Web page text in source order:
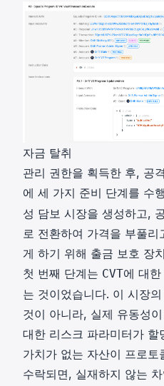
자금 탈취
관리 권한을 획득한 후, 공
에 세 가지 준비 단계를 수
성 담보 시장을 생성하고,
로 전환하여 가격을 부풀
게 하기 위해 출금 보호 장
첫 번째 단계는 CVT에 대
는 것이었습니다. 이 시장
것이 아니라, 실제 유동성
대한 리스크 파라미터가 할
가치가 없는 자산이 프로
수락되면, 실재하지 않는